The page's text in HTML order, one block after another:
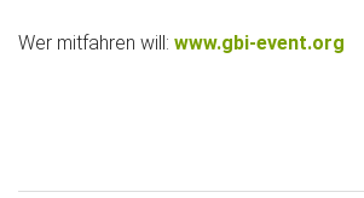
Wer mitfahren will: www.gbi-event.org